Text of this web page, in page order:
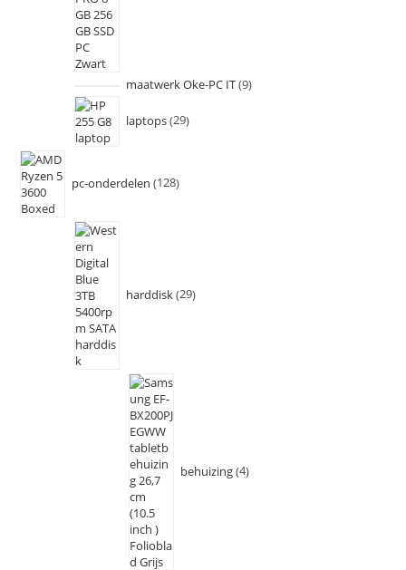
maatwerk Oke-PC IT 9
laptops 29
pc-onderdelen 128
harddisk 29
behuizing 4